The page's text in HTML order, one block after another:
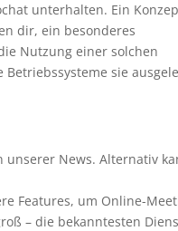
unterhalten. Ein
dir, ein besonderes
Nutzung einer solchen
sie
News. Alternativ
Features, um Online-
– die bekanntesten